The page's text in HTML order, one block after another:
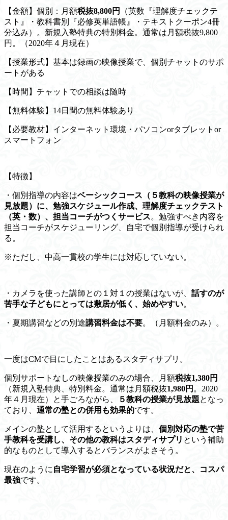
【金額】個別：月額税抜8,800円
（英数『理解度チェックテ
スト』・教科書別『必修英単語帳』・テキストクーポン4冊
分込み）。新規入塾特典の特別料金。通常は 月額税抜9,800
円 。（2020年４月現在）
【授業形式】基本は録画の映像授業で、個別チャットのサポ
ートがある
【時間】チャットでの相談は随時
【無料体験】14日間の無料体験あり
【必要教材】インターネット環境・パソコンorタブレットor
スマートフォン
【特徴】
・個別指導の内容はベーシックコース（５教科の映像授業が
見放題）に、勉強スケジュール作成、理解度チェックテスト
（英・数）、担当コーチがつくサービス。勉強すべき内容を
担当コーチがスケジューリング、自宅で個別指導が受けられ
る。
※ただし、中高一貫校の学生には対応していない。
・カメラを使った講師との１対１の授業はないが、 話すのが
苦手な子どもにとっては敷居が低く、始めやすい。
・夏期講習などの別途講習料金は不要。（月額料金のみ）。
一度はCMで目にしたことはあるスタディサプリ。
個別サポートなしの映像授業のみの場合、月額税抜1,380円
（新規入塾特典、特別料金。通常は月額税抜1,980円 。2020
年４月現在）と手ごろながら、
５教科の授業が見放題となっ
ており、 通常の塾との併用も効果的です。
メインの塾として活用するというよりは、 個別対応の塾で苦
手教科を受講し、その他の教科はスタディサプリ という補助
的なものとして導入するとバランスがよさそう。
現在のように 自宅学習が必須となっている状況だと、コスパ
最強です。